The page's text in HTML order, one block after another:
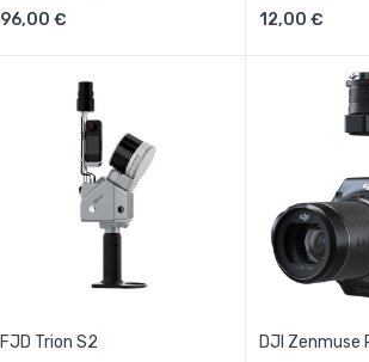
96,00 €
12,00 €
FJD Trion S2 DJI Zenmuse